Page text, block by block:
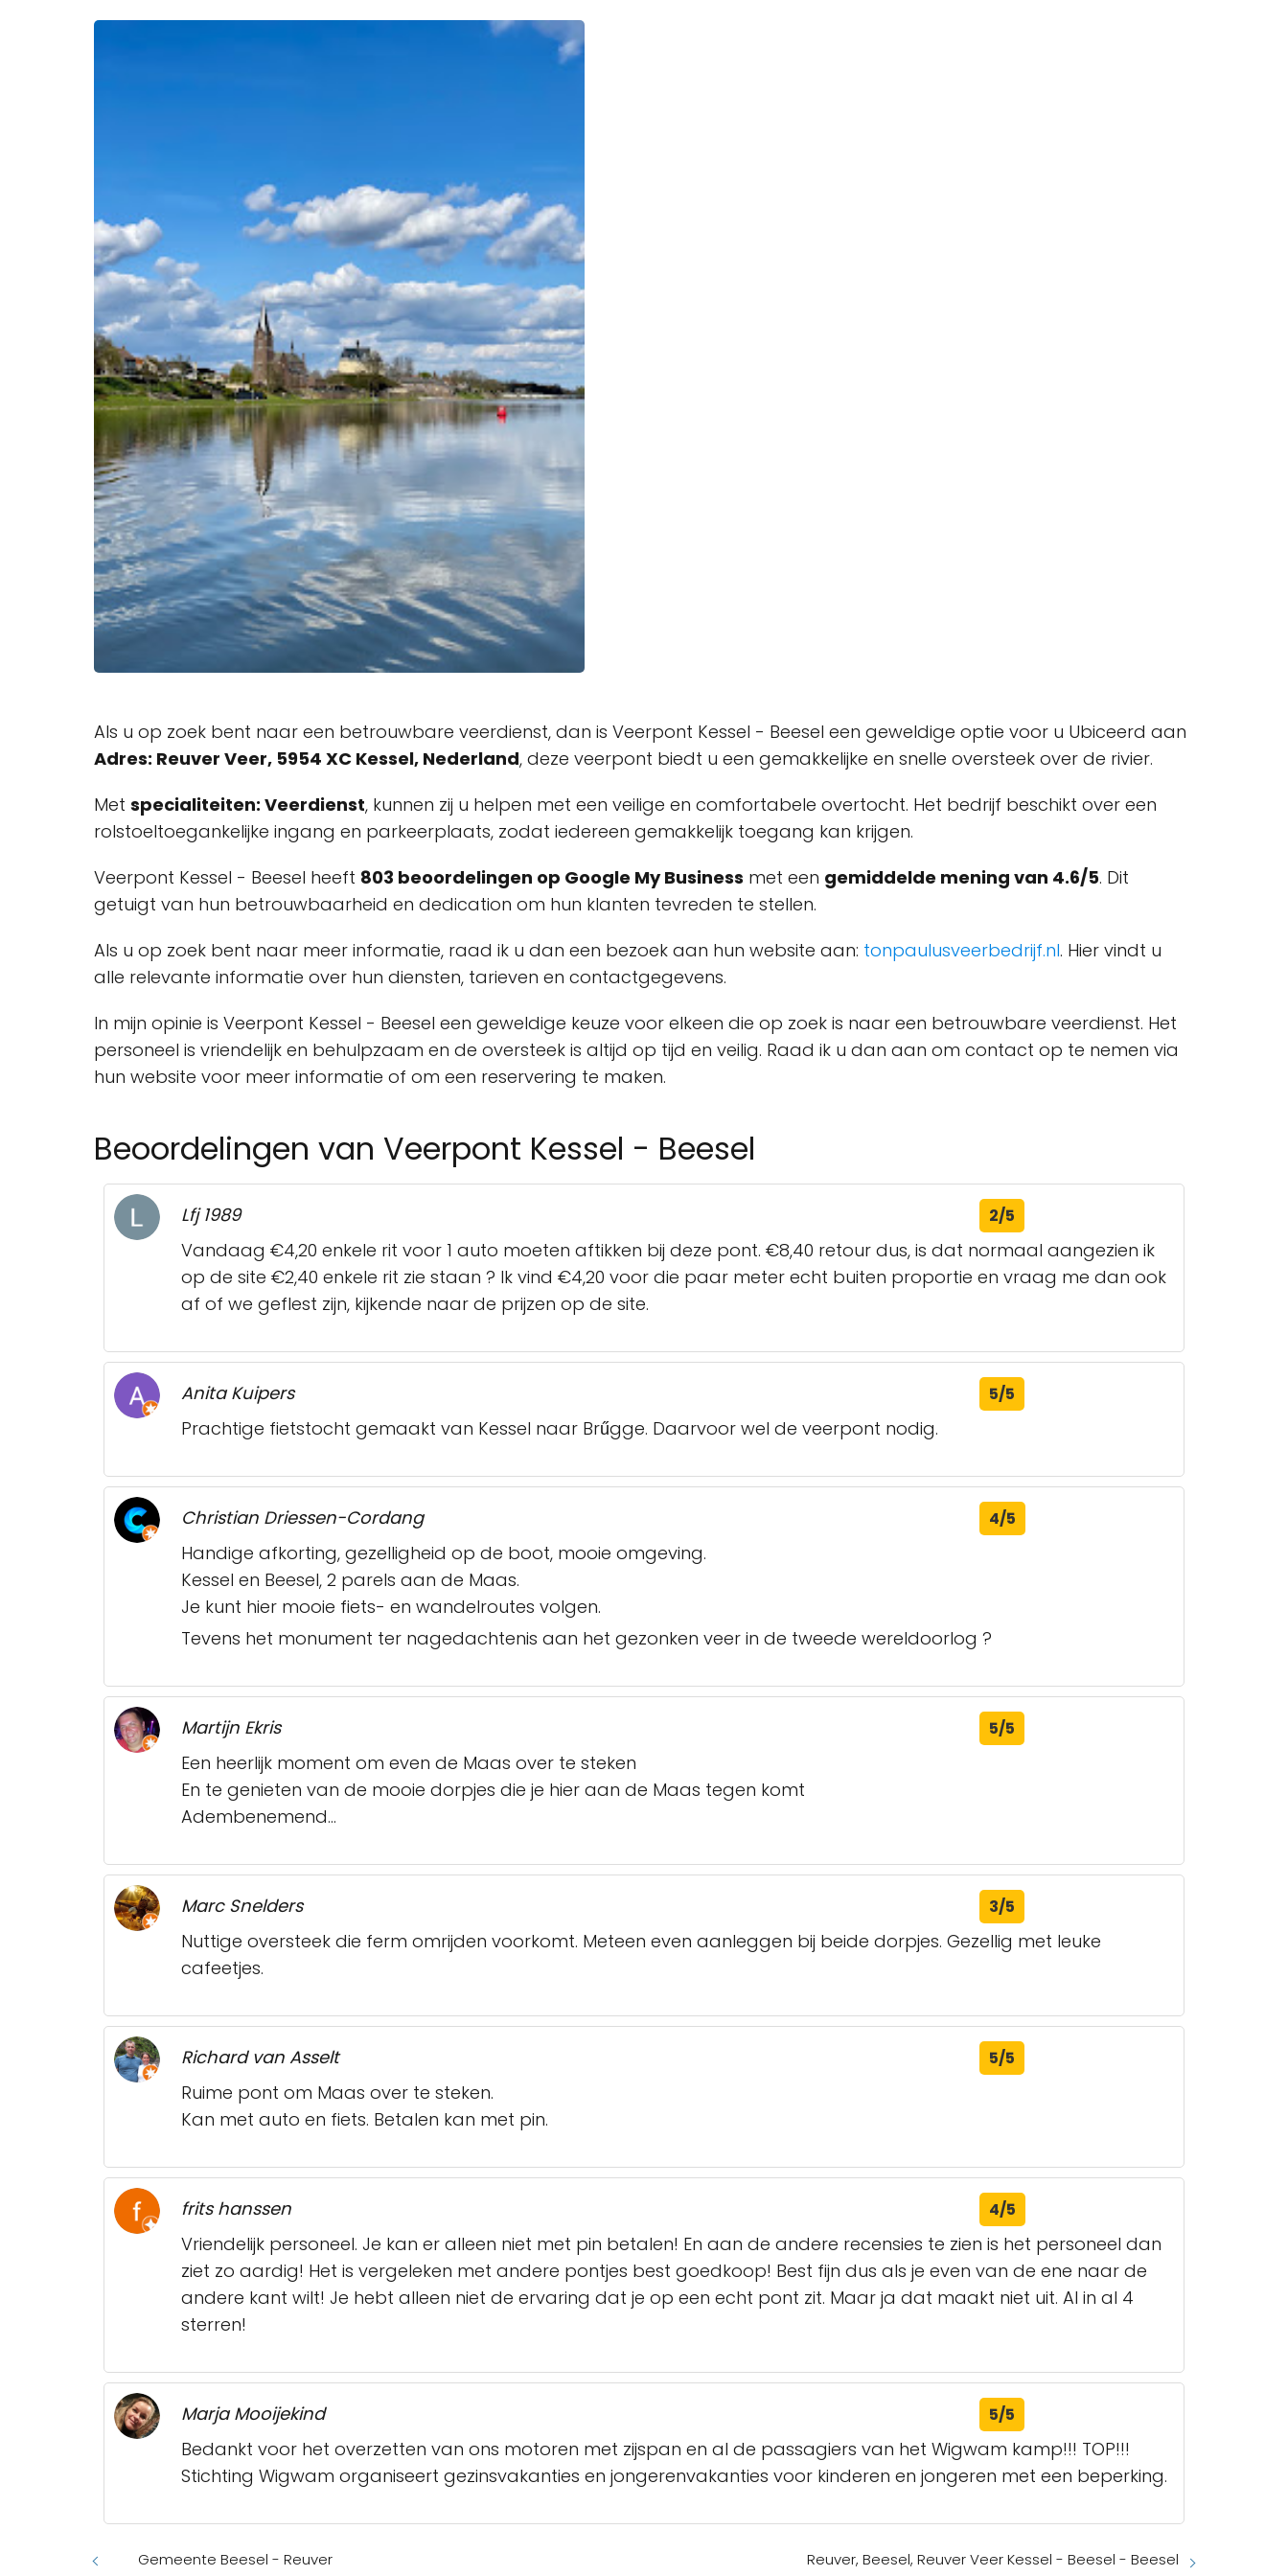
Als u op zoek bent naar een betrouwbare veerdienst, dan is Veerpont Kessel - Beesel een geweldige optie voor u Ubiceerd aan
Adres: Reuver Veer, 5954 XC Kessel, Nederland, deze veerpont biedt u een gemakkelijke en snelle oversteek over de rivier.
Met specialiteiten: Veerdienst, kunnen zij u helpen met een veilige en comfortabele overtocht. Het bedrijf beschikt over een
rolstoeltoegankelijke ingang en parkeerplaats, zodat iedereen gemakkelijk toegang kan krijgen.
Veerpont Kessel - Beesel heeft 803 beoordelingen op Google My Business met een gemiddelde mening van 4.6/5. Dit
getuigt van hun betrouwbaarheid en dedication om hun klanten tevreden te stellen.
Als u op zoek bent naar meer informatie, raad ik u dan een bezoek aan hun website aan: tonpaulusveerbedrijf.nl. Hier vindt u
alle relevante informatie over hun diensten, tarieven en contactgegevens.
In mijn opinie is Veerpont Kessel - Beesel een geweldige keuze voor elkeen die op zoek is naar een betrouwbare veerdienst. Het
personeel is vriendelijk en behulpzaam en de oversteek is altijd op tijd en veilig. Raad ik u dan aan om contact op te nemen via
hun website voor meer informatie of om een reservering te maken.
Beoordelingen van Veerpont Kessel - Beesel
Lfj 1989 2/5
Vandaag €4,20 enkele rit voor 1 auto moeten aftikken bij deze pont. €8,40 retour dus, is dat normaal aangezien ik
op de site €2,40 enkele rit zie staan ? Ik vind €4,20 voor die paar meter echt buiten proportie en vraag me dan ook
af of we geflest zijn, kijkende naar de prijzen op de site.
Anita Kuipers 5/5
Prachtige fietstocht gemaakt van Kessel naar Brűgge. Daarvoor wel de veerpont nodig.
Christian Driessen-Cordang 4/5
Handige afkorting, gezelligheid op de boot, mooie omgeving.
Kessel en Beesel, 2 parels aan de Maas.
Je kunt hier mooie fiets- en wandelroutes volgen.
Tevens het monument ter nagedachtenis aan het gezonken veer in de tweede wereldoorlog ?️
Martijn Ekris 5/5
Een heerlijk moment om even de Maas over te steken
En te genieten van de mooie dorpjes die je hier aan de Maas tegen komt
Adembenemend...
Marc Snelders 3/5
Nuttige oversteek die ferm omrijden voorkomt. Meteen even aanleggen bij beide dorpjes. Gezellig met leuke
cafeetjes.
Richard van Asselt 5/5
Ruime pont om Maas over te steken.
Kan met auto en fiets. Betalen kan met pin.
frits hanssen 4/5
Vriendelijk personeel. Je kan er alleen niet met pin betalen! En aan de andere recensies te zien is het personeel dan
ziet zo aardig! Het is vergeleken met andere pontjes best goedkoop! Best fijn dus als je even van de ene naar de
andere kant wilt! Je hebt alleen niet de ervaring dat je op een echt pont zit. Maar ja dat maakt niet uit. Al in al 4
sterren!
Marja Mooijekind 5/5
Bedankt voor het overzetten van ons motoren met zijspan en al de passagiers van het Wigwam kamp!!! TOP!!!
Stichting Wigwam organiseert gezinsvakanties en jongerenvakanties voor kinderen en jongeren met een beperking.
Gemeente Beesel - Reuver Reuver, Beesel, Reuver Veer Kessel - Beesel - Beesel